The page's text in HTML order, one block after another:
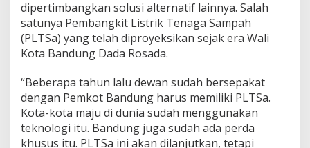
dipertimbangkan solusi alternatif lainnya. Salah
satunya Pembangkit Listrik Tenaga Sampah
(PLTSa) yang telah diproyeksikan sejak era Wali
Kota Bandung Dada Rosada.
“Beberapa tahun lalu dewan sudah bersepakat
dengan Pemkot Bandung harus memiliki PLTSa.
Kota-kota maju di dunia sudah menggunakan
teknologi itu. Bandung juga sudah ada perda
khusus itu. PLTSa ini akan dilanjutkan, tetapi